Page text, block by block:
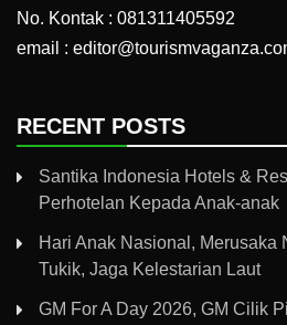
No. Kontak : 081311405592
email :
RECENT POSTS
Santika Indonesia Hotels &
Perhotelan Kepada Anak-anak
Hari Anak Nasional, Merusaka
Tukik, Jaga Kelestarian Laut
GM For A Day 2026, GM Cilik